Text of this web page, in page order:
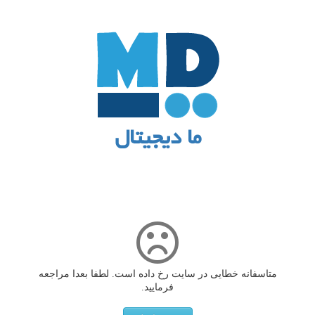
ما دیجیتال
متاسفانه خطایی در سایت رخ داده است. لطفا بعدا مراجعه
فرمایید.